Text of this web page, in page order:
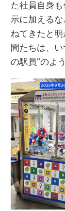
た社員自身
示に加える
ねてきたと
間たちは、
の駅員”のよ